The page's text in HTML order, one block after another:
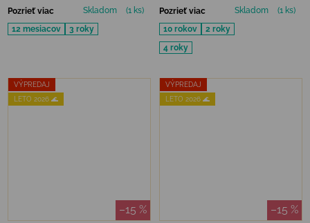
Pozrieť viac Skladom
(1 ks)
12 mesiacov
3 roky
Pozrieť viac Skladom
(1 ks)
10 rokov
2 roky
4 roky
VÝPREDAJ
LETO 2026 🌊
–15 %
VÝPREDAJ
LETO 2026 🌊
–15 %